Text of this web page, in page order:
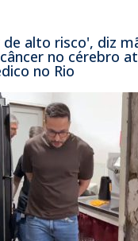
alto risco', diz
no cérebro
no Rio